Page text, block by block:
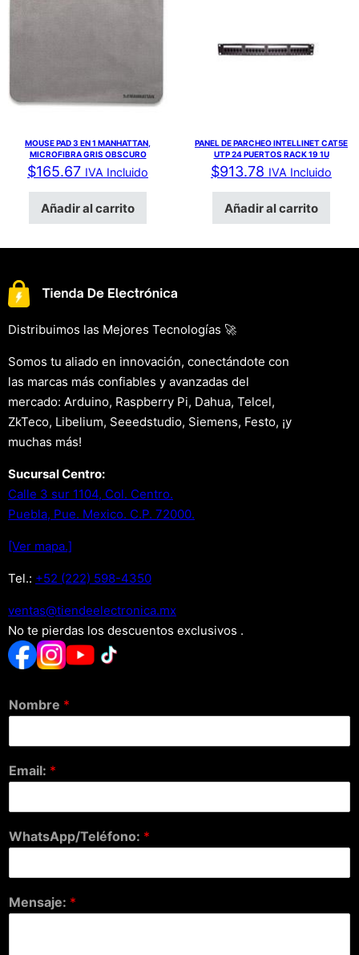
MOUSE PAD 3 EN 1 MANHATTAN,
MICROFIBRA GRIS OBSCURO
$165.67 IVA Incluido
Añadir al carrito
PANEL DE PARCHEO INTELLINET CAT5E
UTP 24 PUERTOS RACK 19 1U
$913.78 IVA Incluido
Añadir al carrito
Distribuimos las Mejores Tecnologías 🚀
Somos tu aliado en innovación, conectándote con
las marcas más confiables y avanzadas del
mercado: Arduino, Raspberry Pi, Dahua, Telcel,
ZkTeco, Libelium, Seeedstudio, Siemens, Festo, ¡y
muchas más!
Sucursal Centro:
Calle 3 sur 1104, Col. Centro.
Puebla, Pue. Mexico. C.P. 72000.
[Ver mapa.]
Tel.: +52 (222) 598-4350
xm.acinortceleedneit@satnev
No te pierdas los descuentos exclusivos .
Nombre *
Email: *
WhatsApp/Teléfono: *
Mensaje: *